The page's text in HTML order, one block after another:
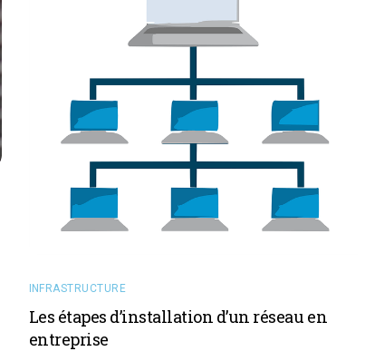
INFRASTRUCTURE
Les étapes d’installation d’un réseau en
entreprise